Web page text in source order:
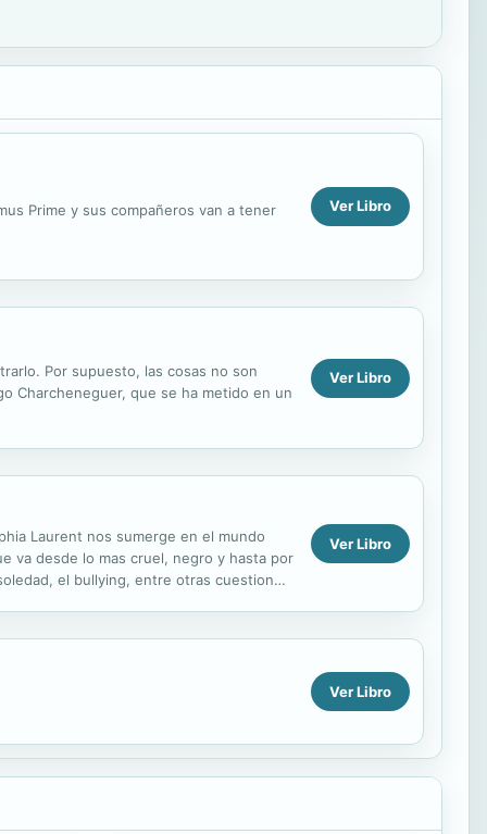
Prime y sus compañeros van a tener Ver Libro
Por supuesto, las cosas no son
Charcheneguer, que se ha metido en un
Ver Libro
Laurent nos sumerge en el mundo
va desde lo mas cruel, negro y hasta por
el bullying, entre otras cuestiones
Ver Libro
Ver Libro